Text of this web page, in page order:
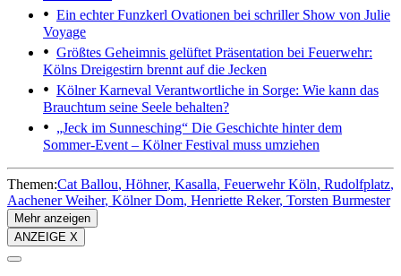
Ein echter Funzkerl Ovationen bei schriller Show von Julie
Voyage
Größtes Geheimnis gelüftet Präsentation bei Feuerwehr:
Kölns Dreigestirn brennt auf die Jecken
Kölner Karneval Verantwortliche in Sorge: Wie kann das
Brauchtum seine Seele behalten?
„Jeck im Sunnesching“ Die Geschichte hinter dem
Sommer-Event – Kölner Festival muss umziehen
Themen:Cat Ballou Höhner Kasalla Feuerwehr Köln Rudolfplatz
Aachener Weiher Kölner Dom Henriette Reker Torsten Burmester
Mehr anzeigen
ANZEIGE X